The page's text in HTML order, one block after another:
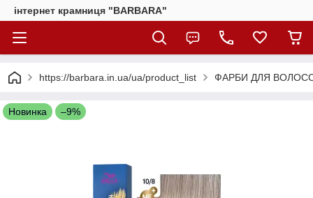
інтернет крамниця "BARBARA"
https://barbara.in.ua/ua/product_list ФАРБИ ДЛЯ
Новинка –9%